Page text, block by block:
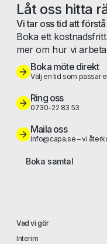
Låt oss hitta
Vi tar oss tid att
Boka ett
mer om hur vi
Boka möte direkt
Välj en tid som passar
Ring oss
0730-22 83 53
Maila oss
info@capa.se – vi
Boka samtal
Vad vi gör
Interim